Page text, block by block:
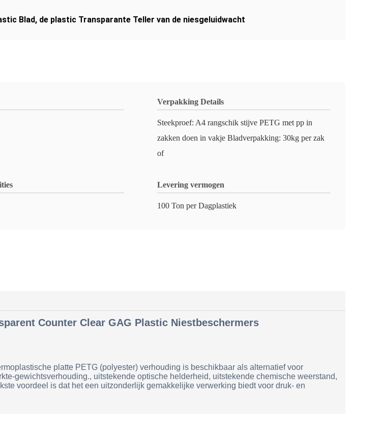
Blad, de plastic Transparante Teller van de niesgeluidwacht
Verpakking Details
Steekproef: A4 rangschik stijve PETG met pp in
zakken doen in vakje Bladverpakking: 30kg per zak
of
Levering vermogen
100 Ton per Dagplastiek
Counter Clear GAG Plastic Niestbeschermers
platte PETG (polyester) verhouding is beschikbaar als alternatief voor
gewichtsverhouding., uitstekende optische helderheid, uitstekende chemische weerstand,
voordeel is dat het een uitzonderlijk gemakkelijke verwerking biedt voor druk- en